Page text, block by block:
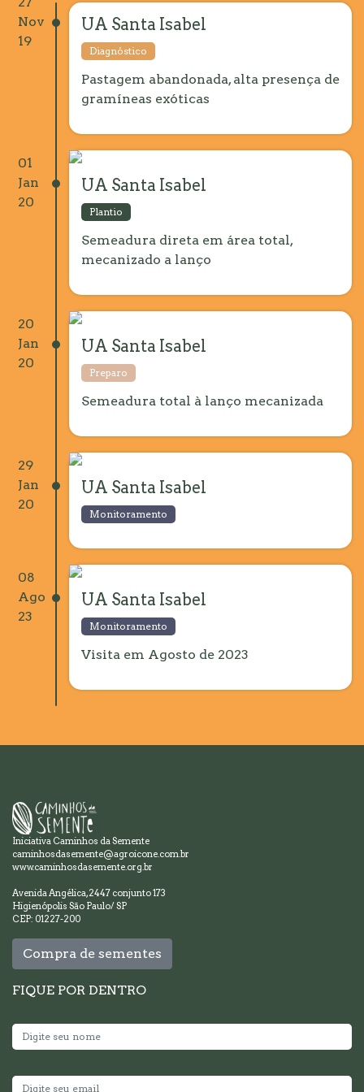
Nov
19
UA Santa Isabel
Diagnóstico
Pastagem abandonada, alta presença de
gramíneas exóticas
01
Jan
20
UA Santa Isabel
Plantio
Semeadura direta em área total,
mecanizado a lanço
20
Jan
20
UA Santa Isabel
Preparo
Semeadura total à lanço mecanizada
29
Jan
20
UA Santa Isabel
Monitoramento
08
Ago
23
UA Santa Isabel
Monitoramento
Visita em Agosto de 2023
Iniciativa Caminhos da Semente
caminhosdasemente@agroicone.com.br
www.caminhosdasemente.org.br
Avenida Angélica, 2447 conjunto 173
Higienópolis São Paulo/ SP
CEP: 01227-200
Compra de sementes
FIQUE POR DENTRO